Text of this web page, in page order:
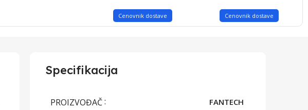
Cenovnik dostave Cenovnik dostave
Specifikacija
PROIZVOĐAČ FANTECH